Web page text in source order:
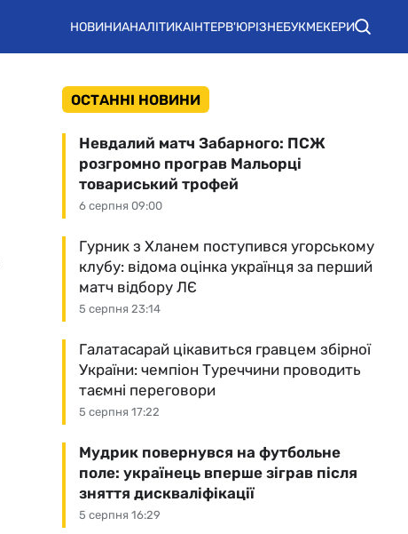
НОВИНИАНАЛІТИКАІНТЕРВ'ЮРІЗНЕБУКМЕКЕРИ
ОСТАННІ НОВИНИ
6 серпня 09:00
Невдалий матч Забарного: ПСЖ
розгромно програв Мальорці
товариський трофей
5 серпня 23:14
Гурник з Хланем поступився угорському
клубу: відома оцінка українця за перший
матч відбору ЛЄ
5 серпня 17:22
Галатасарай цікавиться гравцем збірної
України: чемпіон Туреччини проводить
таємні переговори
5 серпня 16:29
Мудрик повернувся на футбольне
поле: українець вперше зіграв після
зняття дискваліфікації